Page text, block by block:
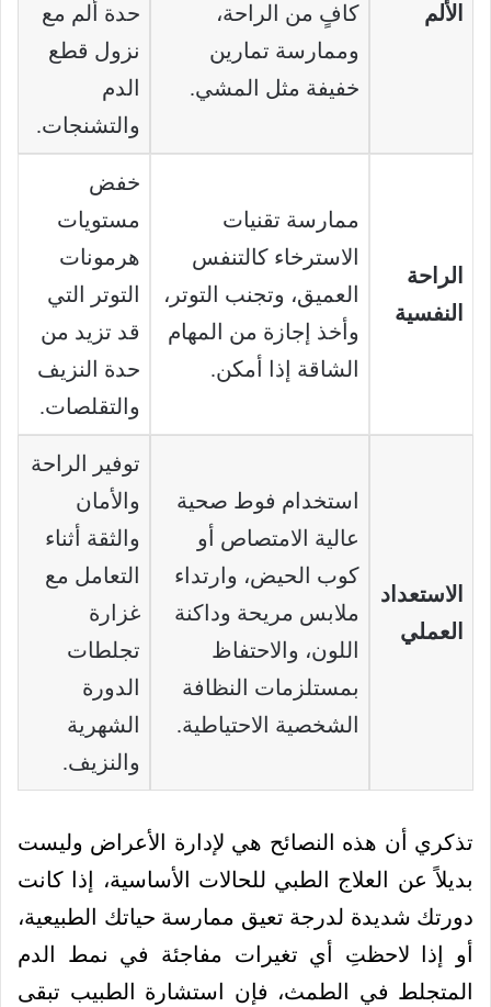
الألم
كافٍ من الراحة،
وممارسة تمارين
خفيفة مثل المشي.
حدة ألم مع
نزول قطع
الدم
والتشنجات.
الراحة
النفسية
ممارسة تقنيات
الاسترخاء كالتنفس
العميق، وتجنب التوتر،
وأخذ إجازة من المهام
الشاقة إذا أمكن.
خفض
مستويات
هرمونات
التوتر التي
قد تزيد من
حدة النزيف
والتقلصات.
الاستعداد
العملي
استخدام فوط صحية
عالية الامتصاص أو
كوب الحيض، وارتداء
ملابس مريحة وداكنة
اللون، والاحتفاظ
بمستلزمات النظافة
الشخصية الاحتياطية.
توفير الراحة
والأمان
والثقة أثناء
التعامل مع
غزارة
تجلطات
الدورة
الشهرية
والنزيف.
تذكري أن هذه النصائح هي لإدارة الأعراض وليست
بديلاً عن العلاج الطبي للحالات الأساسية، إذا كانت
دورتك شديدة لدرجة تعيق ممارسة حياتك الطبيعية،
أو إذا لاحظتِ أي تغيرات مفاجئة في نمط الدم
المتجلط في الطمث، فإن استشارة الطبيب تبقى